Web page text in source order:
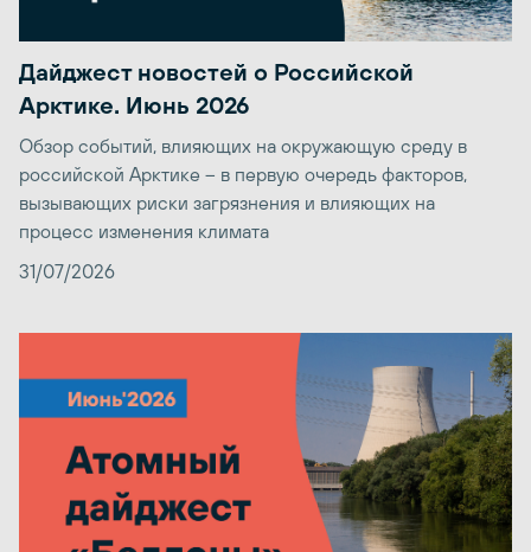
Дайджест новостей о Российской
Арктике. Июнь 2026
Обзор событий, влияющих на окружающую среду в
российской Арктике – в первую очередь факторов,
вызывающих риски загрязнения и влияющих на
процесс изменения климата
31/07/2026